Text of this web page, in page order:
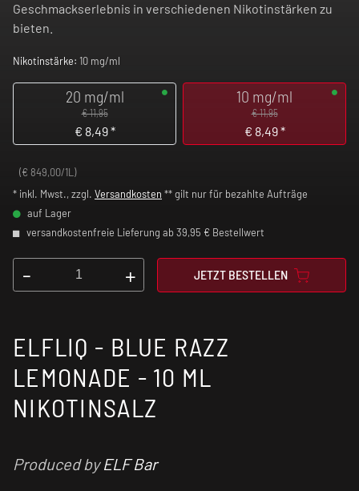
Geschmackserlebnis in verschiedenen Nikotinstärken zu
bieten.
Nikotinstärke: 10 mg/ml
20 mg/ml
€ 11,95
€ 8,49*
10 mg/ml
€ 11,95
€ 8,49*
(€ 849,00/1L)
* inkl. Mwst., zzgl. Versandkosten ** gilt nur für bezahlte Aufträge
auf Lager
versandkostenfreie Lieferung ab 39,95 € Bestellwert
- + JETZT BESTELLEN
ELFLIQ - BLUE RAZZ
LEMONADE - 10 ML
NIKOTINSALZ
Produced byELF Bar